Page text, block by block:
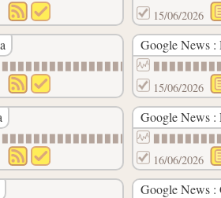
15/06/2026
Google News :
15/06/2026
Google News :
16/06/2026
Google News :